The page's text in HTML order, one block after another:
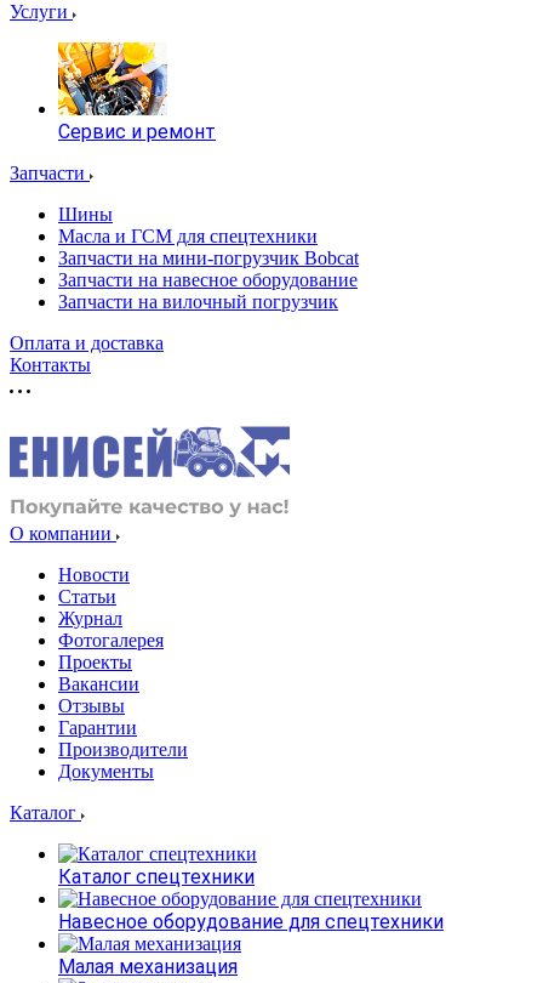
Услуги
Сервис и ремонт
Запчасти
Шины
Масла и ГСМ для спецтехники
Запчасти на мини-погрузчик Bobcat
Запчасти на навесное оборудование
Запчасти на вилочный погрузчик
Оплата и доставка
Контакты
О компании
Новости
Статьи
Журнал
Фотогалерея
Проекты
Вакансии
Отзывы
Гарантии
Производители
Документы
Каталог
Каталог спецтехники
Навесное оборудование для спецтехники
Малая механизация